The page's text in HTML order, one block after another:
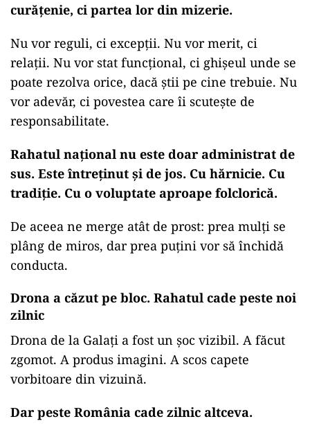
curățenie, ci partea lor din mizerie.
Nu vor reguli, ci excepții. Nu vor merit, ci
relații. Nu vor stat funcțional, ci ghișeul unde se
poate rezolva orice, dacă știi pe cine trebuie. Nu
vor adevăr, ci povestea care îi scutește de
responsabilitate.
Rahatul național nu este doar administrat de
sus. Este întreținut și de jos. Cu hărnicie. Cu
tradiție. Cu o voluptate aproape folclorică.
De aceea ne merge atât de prost: prea mulți se
plâng de miros, dar prea puțini vor să închidă
conducta.
Drona a căzut pe bloc. Rahatul cade peste noi
zilnic
Drona de la Galați a fost un șoc vizibil. A făcut
zgomot. A produs imagini. A scos capete
vorbitoare din vizuină.
Dar peste România cade zilnic altceva.